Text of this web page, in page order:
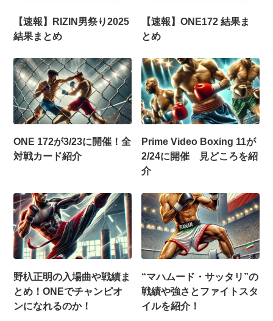
【速報】RIZIN男祭り2025
結果まとめ
【速報】ONE172 結果ま
とめ
ONE 172が3/23に開催！全
対戦カード紹介
Prime Video Boxing 11が
2/24に開催 見どころを紹
介
野杁正明の入場曲や戦績ま
とめ！ONEでチャンピオ
ンになれるのか！
“マハムード・サッタリ”の
戦績や強さとファイトスタ
イルを紹介！